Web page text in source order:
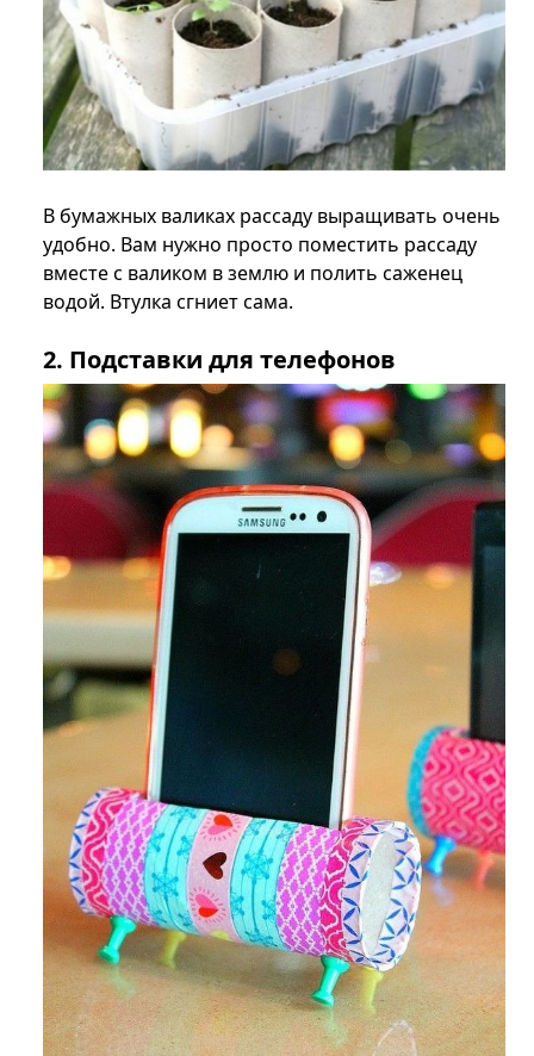
В бумажных валиках рассаду выращивать очень
удобно. Вам нужно просто поместить рассаду
вместе с валиком в землю и полить саженец
водой. Втулка сгниет сама.
2. Подставки для телефонов